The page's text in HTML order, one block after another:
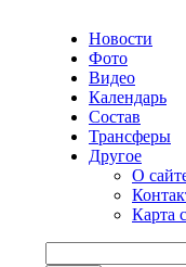
Новости
Фото
Видео
Календарь
Состав
Трансферы
Другое
О
Карта